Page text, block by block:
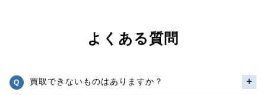
よくある質問
買取できないものはありますか？